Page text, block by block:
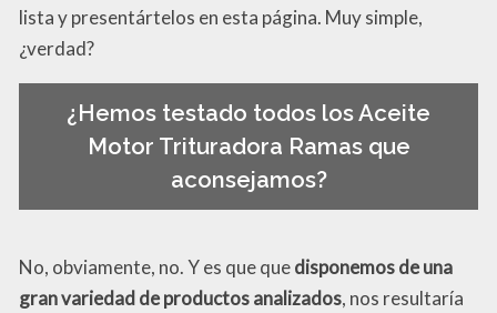
lista y presentártelos en esta página. Muy simple,
¿verdad?
¿Hemos testado todos los Aceite
Motor Trituradora Ramas que
aconsejamos?
No, obviamente, no. Y es que quedisponemos de una
gran variedad de productos analizados, nos resultaría